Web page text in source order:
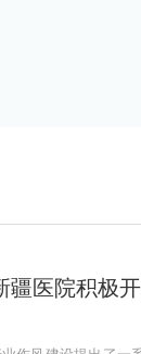
疆医院积极